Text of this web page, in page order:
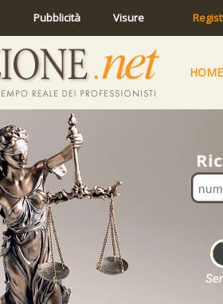
Pubblicità Visure
HOME